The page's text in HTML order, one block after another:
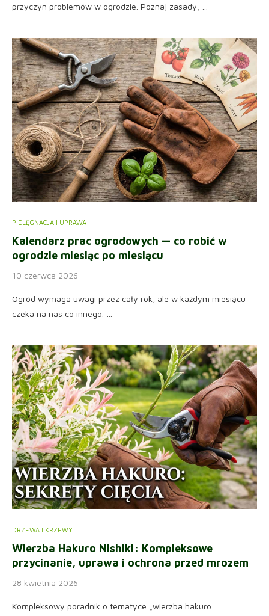
przyczyn problemów w ogrodzie. Poznaj zasady, …
PIELĘGNACJA I UPRAWA
Kalendarz prac ogrodowych — co robić w
ogrodzie miesiąc po miesiącu
10 czerwca 2026
Ogród wymaga uwagi przez cały rok, ale w każdym miesiącu
czeka na nas co innego. …
DRZEWA I KRZEWY
Wierzba Hakuro Nishiki: Kompleksowe
przycinanie, uprawa i ochrona przed mrozem
28 kwietnia 2026
Kompleksowy poradnik o tematyce „wierzba hakuro